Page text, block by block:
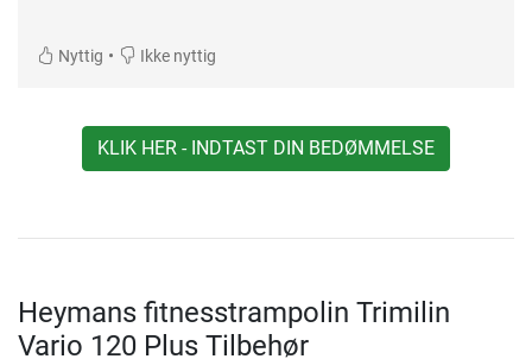
Nyttig • Ikke nyttig
KLIK HER - INDTAST DIN BEDØMMELSE
Heymans fitnesstrampolin Trimilin
Vario 120 Plus Tilbehør